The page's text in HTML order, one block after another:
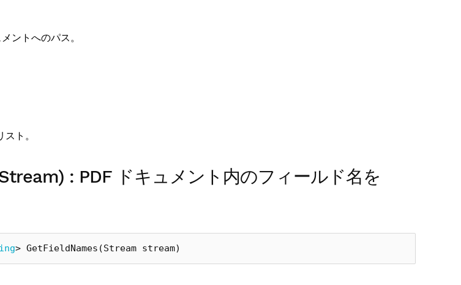
ントへのパス。
ト。
: PDF ドキュメント内のフィールド名を
> GetFieldNames (Stream stream)